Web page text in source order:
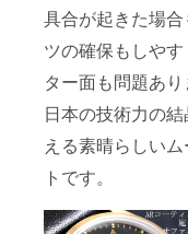
具合が起きた場
ツの確保もしやす
ター面も問題あり
日本の技術力の
える素晴らしい
トです。